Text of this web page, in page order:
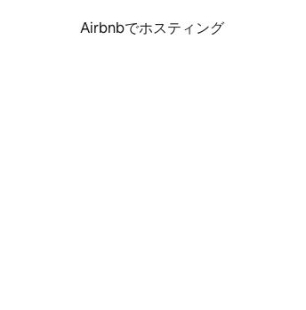
Airbnbでホスティング